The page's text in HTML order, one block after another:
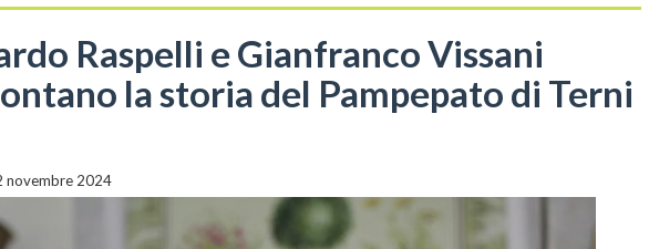
Raspelli e Gianfranco Vissani
la storia del Pampepato di Terni
novembre 2024